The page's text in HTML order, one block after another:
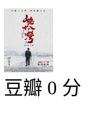
豆瓣 0 分